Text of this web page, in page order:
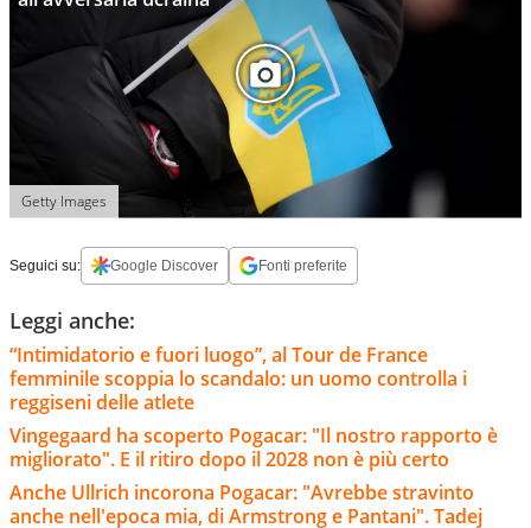
Getty Images
Seguici su: Google Discover Fonti preferite
Leggi anche:
“Intimidatorio e fuori luogo”, al Tour de France
femminile scoppia lo scandalo: un uomo controlla i
reggiseni delle atlete
Vingegaard ha scoperto Pogacar: "Il nostro rapporto è
migliorato". E il ritiro dopo il 2028 non è più certo
Anche Ullrich incorona Pogacar: "Avrebbe stravinto
anche nell'epoca mia, di Armstrong e Pantani". Tadej